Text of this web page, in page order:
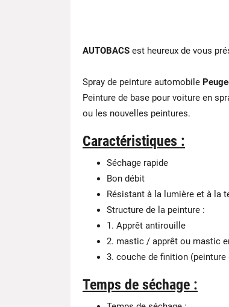
AUTOBACS est heureux de vous
Spray de peinture automobile
Peinture de base pour voiture en
ou les nouvelles peintures.
Caractéristiques :
Séchage rapide
Bon débit
Résistant à la lumière et à la
Structure de la peinture :
1. Apprêt antirouille
2. mastic / apprêt ou mastic
3. couche de finition (peinture
Temps de séchage :